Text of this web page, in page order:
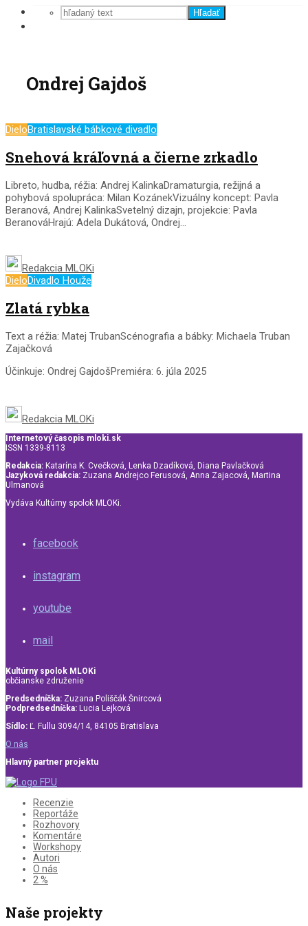
Hľadať
Ondrej Gajdoš
DieloBratislavské bábkové divadlo
Snehová kráľovná a čierne zrkadlo
Libreto, hudba, réžia: Andrej KalinkaDramaturgia, režijná a
pohybová spolupráca: Milan KozánekVizuálny koncept: Pavla
Beranová, Andrej KalinkaSvetelný dizajn, projekcie: Pavla
BeranováHrajú: Adela Dukátová, Ondrej...
Redakcia MLOKi
DieloDivadlo Houže
Zlatá rybka
Text a réžia: Matej TrubanScénografia a bábky: Michaela Truban
Zajačková
Účinkuje: Ondrej GajdošPremiéra: 6. júla 2025
Redakcia MLOKi
Internetový časopis mloki.sk
ISSN 1339-8113
Redakcia: Katarína K. Cvečková, Lenka Dzadíková, Diana Pavlačková
Jazyková redakcia: Zuzana Andrejco Ferusová, Anna Zajacová, Martina
Ulmanová
Vydáva Kultúrny spolok MLOKi.
facebook
instagram
youtube
mail
Kultúrny spolok MLOKi
občianske združenie
Predsedníčka: Zuzana Poliščák Šnircová
Podpredsedníčka: Lucia Lejková
Sídlo: Ľ. Fullu 3094/14, 84105 Bratislava
O nás
Hlavný partner projektu
Recenzie
Reportáže
Rozhovory
Komentáre
Workshopy
Autori
O nás
2 %
Naše projekty